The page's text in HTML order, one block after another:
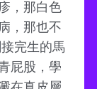
，那白色
，那也不
完生的馬
屁股，學